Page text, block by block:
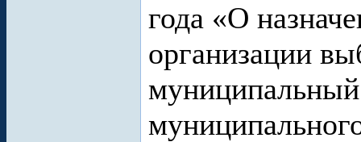
года «О
организации